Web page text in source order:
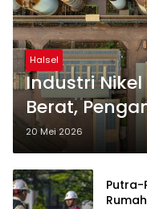
Halsel
Industri
Berat,
Sesederhana
20 Mei 2026
Putra-